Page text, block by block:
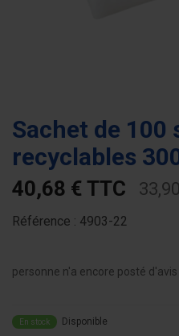
Sachet de 100
recyclables
40,68 € TTC
Référence : 4903-22
personne n'a encore posté d'avis
En stock Disponible